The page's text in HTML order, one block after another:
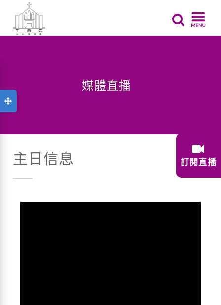
媒體直播
主日信息 訂閱直播